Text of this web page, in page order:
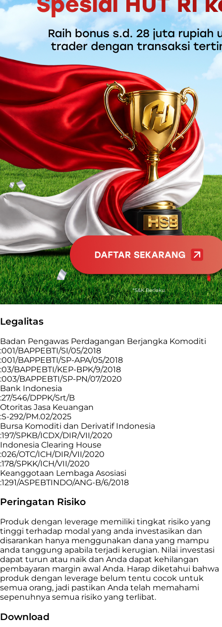
Legalitas
Badan Pengawas Perdagangan Berjangka Komoditi
:001/BAPPEBTI/SI/05/2018
:001/BAPPEBTI/SP-APA/05/2018
:03/BAPPEBTI/KEP-BPK/9/2018
:003/BAPPEBTI/SP-PN/07/2020
Bank Indonesia
:27/546/DPPK/Srt/B
Otoritas Jasa Keuangan
:S-292/PM.02/2025
Bursa Komoditi dan Derivatif Indonesia
:197/SPKB/ICDX/DIR/VII/2020
Indonesia Clearing House
:026/OTC/ICH/DIR/VII/2020
:178/SPKK/ICH/VII/2020
Keanggotaan Lembaga Asosiasi
:1291/ASPEBTINDO/ANG-B/6/2018
Peringatan Risiko
Produk dengan leverage memiliki tingkat risiko yang
tinggi terhadap modal yang anda investasikan dan
disarankan hanya menggunakan dana yang mampu
anda tanggung apabila terjadi kerugian. Nilai investasi
dapat turun atau naik dan Anda dapat kehilangan
pembayaran margin awal Anda. Harap diketahui bahwa
produk dengan leverage belum tentu cocok untuk
semua orang, jadi pastikan Anda telah memahami
sepenuhnya semua risiko yang terlibat.
Download